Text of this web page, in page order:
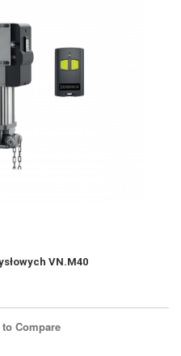
VN.M40
Compare